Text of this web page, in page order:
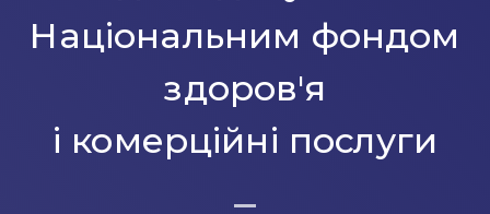
Національним фондом
здоров'я
і комерційні послуги